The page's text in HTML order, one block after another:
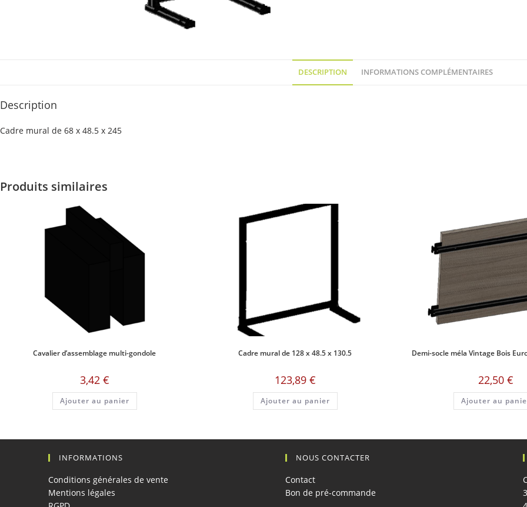
DESCRIPTION INFORMATIONS COMPLÉMENTAIRES
Description
Cadre mural de 68 x 48.5 x 245
Produits similaires
Cavalier d’assemblage multi-gondole
3,42 €
Ajouter au panier
Cadre mural de 128 x 48.5 x 130.5
123,89 €
Ajouter au panier
Demi-socle méla Vintage Bois
22,50 €
Ajouter au
INFORMATIONS
Conditions générales de vente
Mentions légales
NOUS CONTACTER
Contact
Bon de pré-commande